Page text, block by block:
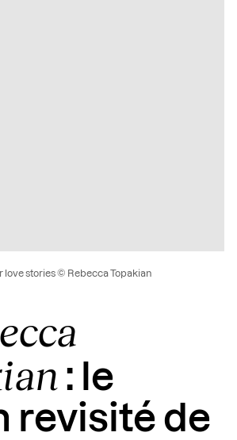
: le
revisité de
love stories © Rebecca Topakian